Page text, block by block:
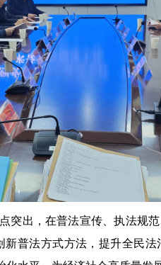
突出，在普法宣传、执法规
普法方式方法，提升全民